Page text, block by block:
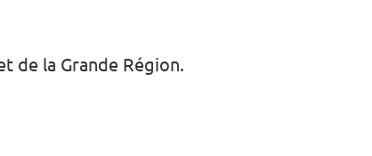
de la Grande Région.